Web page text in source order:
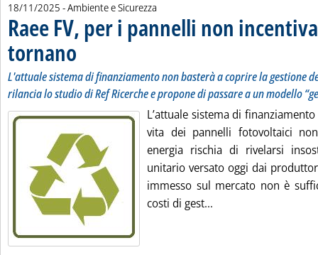
18/11/2025 - Ambiente e Sicurezza
Raee FV, per i pannelli non
tornano . Sottotitolo: L'attuale sistema di finanziamento non basterà a
. Pubblicata martedì 18 novembre 2025 alle 11.7.
L'attuale sistema di finanziamento non basterà a coprire la gestione
rilancia lo studio di Ref Ricerche e propone di passare a un modello
L’attuale sistema di
vita dei pannelli fotovoltaici
energia rischia di rivelarsi
unitario versato oggi dai
immesso sul mercato non è
costi di gest...